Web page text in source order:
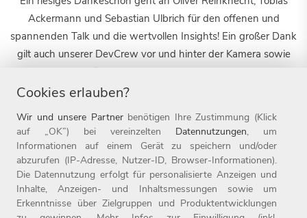
Ackermann und Sebastian Ulbrich für den offenen und
spannenden Talk und die wertvollen Insights! Ein großer Dank
gilt auch unserer DevCrew vor und hinter der Kamera sowie
allen Teilnehmer*innen, die diesen DevTalk zu einem vollen
Erfolg gemacht haben. Wir freuen uns schon auf den
DU HAST LUST AUF EINENJOBIN
UNSERERIT?
Cookies erlauben?
Wir und unsere Partnerbenötigen Ihre Zustimmung (Klick
auf „OK”) bei vereinzelten Datennutzungen, um
Informationen auf einem Gerät zu speichern und/oder
abzurufen (IP-Adresse, Nutzer-ID, Browser-Informationen).
Die Datennutzung erfolgt für personalisierte Anzeigen und
Inhalte, Anzeigen- und Inhaltsmessungen sowie um
Erkenntnisse über Zielgruppen und Produktentwicklungen